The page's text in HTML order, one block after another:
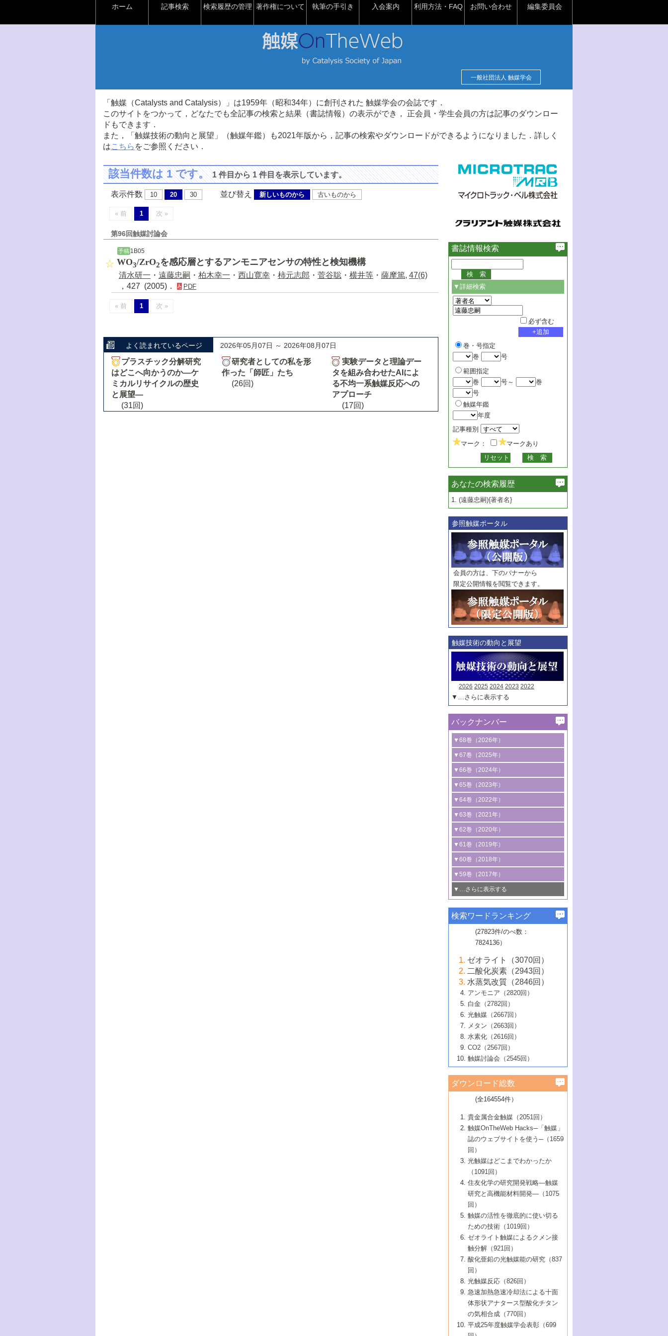
ホーム 記事検索 検索履歴の管理 著作権について 執筆の手引き 入会案内 利用方法・FAQ お問い合わせ 編集委員会
一般社団法人 触媒学会
「触媒（Catalysts and Catalysis）」は1959年（昭和34年）に創刊された 触媒学会の会誌です．
このサイトをつかって，どなたでも全記事の検索と結果（書誌情報）の表示ができ， 正会員・学生会員の方は記事のダウンロー
ドもできます．
また，「触媒技術の動向と展望」（触媒年鑑）も2021年版から，記事の検索やダウンロードができるようになりました．詳しく
はこちら をご参照ください．
該当件数は 1 です。1 件目から 1 件目を表示しています。
表示件数 10 20 30 並び替え 新しいものから 古いものから
« 前 1 次 »
第96回触媒討論会
予稿 1B05
WO3/ZrO2を感応層とするアンモニアセンサの特性と検知機構
清水研一 ・ 遠藤忠嗣 ・ 柏木幸一 ・ 西山寛幸 ・ 柿元志郎 ・ 菅谷聡 ・ 横井等 ・ 薩摩篤, 47(6)
，427 (2005)．
PDF
« 前 1 次 »
よく読まれているページ 2026年05月07日 ～ 2026年08月07日
プラスチック分解研究
はどこへ向かうのか―ケ
ミカルリサイクルの歴史
と展望―
(31回)
研究者としての私を形
作った「師匠」たち
(26回)
実験データと理論デー
タを組み合わせたAIによ
る不均一系触媒反応への
アプローチ
(17回)
書誌情報検索
▼詳細検索
必ず含む
巻・号指定
巻
号
範囲指定
巻
号～
巻
号
触媒年鑑
年度
記事種別
マーク：
マークあり
あなたの検索履歴
1. (遠藤忠嗣){著者名}
参照触媒ポータル
会員の方は、下のバナーから
限定公開情報を閲覧できます。
触媒技術の動向と展望
2026 2025 2024 2023 2022
▼…さらに表示する
バックナンバー
▼68巻（2026年）
1号 過酸化水素合成に関する研究動向
2号 コンピューター技術により加速する
触媒開発
3号 有機分子変換やCO 資源化のための
光触媒に関する最近の研究
B号 第137回触媒討論会（2026年）
▼67巻（2025年）
1号 CO
水素化によるグリーン燃料/グリ
ーンケミカル製造
2号 水素製造のための水分解技術に関す
る最近の研究
3号 オレフィン系樹脂の精密合成に関す
る最新技術
4号 アルコール類の効率的変換を実現す
る非貴金属触媒の研究動向
5号 ゼオライトの合成と応用における研
究動向
6号 ヘテロ接合界面
B号 第135回触媒討論会（2025年）
▼66巻（2024年）
1号 低次元ナノ構造を有する触媒材料
2号 規制反応場を活用した固体触媒研究
の新展開
3号 未踏分子変換を目指した酸化触媒プ
ロセスの最前線
4号 シンクロトロン放射光および中性子
線を利用した触媒解析技術の最先端
5号 単原子触媒
6号 参照触媒委員会からのお知らせ
B号 第133回触媒討論会（2023年）
▼65巻（2023年）
1号 炭素が関わる触媒機能
2号 プラスチックケミカルリサイクルの
ための触媒技術
3号 非酸化物系金属化合物を基盤とした
触媒材料の開発
4号 格子酸素・格子酸素欠陥を利用した
触媒反応
5号 生体触媒によるエネルギー変換反応
6号 窒素とリンの循環のための触媒・機
能性材料
▼64巻（2022年）
1号 合成ガス製造とCOを用いるケミカル
ズ合成の最新動向
2号 化学品合成のための合金触媒開発
3号 CO の排出削減および有効活用のた
めの触媒技術
4号 若手による情報発信企画～とびたて
若き触媒の研究者たち～（1）
若き触媒の研究者たち～（2）
6号 石油のノーブル・ユースを志向した
触媒技術
大学：オンライン・対面開催）
▼63巻（2021年）
1号 金触媒の新展開
2号 ペロブスカイト
3号 特殊反応場を利用した触媒的分子変
換反応
4号 多孔質材料を用いた触媒の新展開
5号 情報学的手法を用いた触媒開発
6号 カーボンニュートラルに向けた電解
技術
B号 第127回触媒討論会（2021年・オン
ライン開催(Zoom)のみ）
▼62巻（2020年）
1号 触媒設計を拓く欠陥構造のキャラク
タリゼーション
2号 機能化学品製造に資するクリーンな
触媒的酸化反応
3号 水処理のための触媒化学
4号 光触媒を用いた水分解の最新の研究
動向
5号 次世代の触媒プロセスを支えるマイ
6号 メタン転換技術の最新動向
B号 第125回触媒討論会（2020年・工学
院大学）
▼61巻（2019年）
1号 物質移動制御に着目した触媒プロセ
ス開発
2号 CO2 フリー水素サプライチェーンに
関わる触媒開発動向
3号 精密高分子合成に関する最近の研究
動向
4号 バイオマス化成品製造のための触媒
5号 固体触媒による含窒素有機化合物変
換の最前線
6号 貴金属使用量低減に向けた自動車排
ガス浄化触媒の開発
B号 第123回触媒討論会（2019年・大阪
▼60巻（2018年）
1号 固体酸触媒の最新の研究動向
2号 二酸化炭素からの有用化学品合成
3号 ナノ粒子・クラスター触媒の最前線
4号 60周年記念企画
5号 進化するゼオライト合成技術
6号 非貴金属系触媒における電気化学的
B号 第121回触媒討論会（2018年・東京
大学）
▼59巻（2017年）
1号 いたるところに，触媒
最先端技術
3号 無機分離膜材料の開発と触媒反応プ
ロセスへの適用
5号 水素のふるまいを解き明かす最先端
研究
6号 低級アルカンの有効利用のための触
媒技術
B号 第119回触媒討論会（2017年・首都
大学東京）
▼…さらに表示する
1号 ユニークな構造の高分子を生み出す触
2号 リグニンからの化成品製造に向けた触
媒技術
3号 触媒研究の最先端～とびたて若き研究
者たち～（1）
4号 触媒研究の最先端～とびたて若き研究
者たち～（2）
5号 触媒研究の最先端～とびたて若き研究
者たち～（3）
6号 イオニクス材料と燃料電池・電解合成
の最新の研究動向
B号 第117回触媒討論会（2016年・大阪府
立大学）
▼57巻（2015年）
1号 水素キャリアにかかわる触媒技術の新
2号 石油精製用触媒の最近の進展
3号 固体酸化物形燃料電池（SOFC）におけ
るアノード触媒上での燃料直接改質技術
4号 コアシェル構造の制御による触媒機能
5号 工業触媒およびその周辺技術の最近の
進歩
6号 ナノシート
B号 第115回触媒討論会（2015年・成蹊大
▼56巻（2014年）
2号 光触媒反応機構に関する最新の研究動
向
開発動向
4号 人工光合成に向けた近年のアプローチ
5号 未利用熱エネルギーの有効活用に貢献
する触媒技術
6号 ポリオキソメタレート
B号 第113回触媒討論会（2014年・ロワジ
ールホテル豊橋）
1号 高耐久性燃料電池システム用触媒にお
ける新展開
2号 リビングラジカル重合の最近の動向
3号 天然ガスの化学工業的展開に関する触
媒技術
4号 貴金属触媒の精密構造制御とその活用
5号 バイオマス化成品製造のための固体触
6号 ナノ空間─吸着状態解析から新機能開拓
B号 第111回触媒討論会（2013年・関西大
▼54巻（2012年）
1号 規則性多孔体の利用技術における最近
の進歩
2号 第109回触媒討論会
3号 貴金属低減技術の最新動向
4号 貴金属代替技術の最新動向
5号 光触媒による物質変換反応の新展開
6号 グラフェン
7号 水素を利用する化成品合成の新潮流
▼53巻（2011年）
1号 金属学から見る合金触媒の新展開
2号 第107回触媒討論会
3号 触媒のその場観察法の進歩（１）
4号 触媒のその場観察法の進歩（２）
5号 不活性結合の触媒的活性化による有機
合成
6号 新しい固体酸触媒技術
7号 ゼオライト合成における最近の進歩
▼52巻（2010年）
1号 触媒の劣化対策と長寿命触媒開発
2号 第105回触媒討論会
3号 ナノ構造が拓く新機能
4号 活性サイトおよびその環境の精密な設
計による触媒の高機能化
5号 触媒を有効に使うための技術
7号 有機分子触媒による精密有機合成
8号 高機能化ポリオレフィンに向けた重合
触媒の最近の進展
1号 炭素材料－熱い注目を集める材料－
2号 第103回触媒討論会
3号 環境浄化用光触媒の現状と課題
4号 水素社会の実現に向けた水素製造・貯
蔵技術の進歩
5号 CO2が関わる触媒・材料
7号 持続可能社会実現のための触媒および
触媒関連技術
▼50巻（2008年）
1号 触媒化学と学会のこの10年，半世紀，
そして未来
2号 第101回触媒討論会
4号 錯体を利用したユニークな表面構造の
構築と機能
5号 若手会員による触媒研究の未来展望1：
企業編
6号 第102回触媒討論会
7号 触媒・化学反応における計算化学の進
8号 若手研究者による触媒研究の未来展望
2：大学・研究所編
▼49巻（2007年）
1号 含フッ素化合物の合成と触媒
2号 第99回触媒討論会
3号 実用的ファインケミカル合成プロセス
を実現する触媒
5号 こんな物質，あんな物質―新たな触媒
の可能性―
7号 『結晶の化学』を活かした触媒研究
8号 イオン液体の応用
▼48巻（2006年）
1号 固体酸触媒の最近の進歩
2号 第97回触媒討論会
3号 リビング重合触媒の最近の展開
5号 水素製造・貯蔵のための触媒技術の新
しい展開
6号 第98回触媒討論会
7号 基礎化学品製造の触媒技術
8号 多機能型リアクター
1号 最近の触媒担体とその効果
2号 第95回触媒討論会
4号 水分解用光触媒材料
5号 時間分解分光の進歩と応用
6号 第96回触媒討論会
8号 超臨界流体を用いた化学プロセスの新
▼46巻（2004年）
1号 部分酸化反応触媒の最前線
2号 第93回触媒討論会
3号 特殊エネルギー場の触媒反応
4号 生体内における金属の触媒作用
5号 ファインケミカルズの展開に寄与する
6号 第94回触媒討論会
7号 サブナノレベルでみた新しい表面現象
8号 オレフィン重合触媒の新たな展
▼45巻（2003年）
1号 なぜこの触媒が良いのか？
2号 第91回触媒討論会
3号 最近の自動車排ガス処理技術
4号 触媒研究の現状と将来─第90回触媒討論
5号 基礎化学品製造の触媒技術
6号 第92回触媒討論会
7号 基礎化学品製造の触媒技術
8号 資源の循環と触媒技術
▼44巻（2002年）
1号 高次制御された触媒の化学
2号 第89回触媒討論会
3号 触媒を利用した電気化学の新展開
4号 ナノ材料の調製と機能化
5号 こんな触媒が欲しい
6号 第90回触媒討論会
7号 触媒研究と学術雑誌/情報
8号 若い世代からみた触媒化学の現状と未
▼43巻（2001年）
1号 グリーンケミストリーと触媒
2号 第87回触媒討論会特集号
3号 生体触媒とバイオプロセス
4号 水素製造・利用の触媒化学
5号 触媒研究における新しい切り口：コン
ビナトリアルケミストリー
6号 第88回触媒討論会特集号
7号 企業における触媒研究のブレークスル
8号 この材料を触媒として使ってみません
▼42巻（2000年）
1号 触媒反応工学の明日を拓く
2号 第85回触媒討論会
3号 反応ダイナミクス
5号 触媒のおもしろさをどのように伝える
6号 第86回触媒討論会
7号 水素化精製触媒の新しい展開
8号 新しい反応性と機能性を目指した金属
クラスタ-化学
▼41巻（1999年）
1号 孔、穴、あな?-特異な空間とその利用-
2号 第83回触媒討論会
3号 均一系触媒反応最前線
4号 実用炭素材料の新展開
5号 研究の方法論を考える
7号 機能性金属材料と触媒
8号 触媒研究へのNMRの応用と展望
▼40巻（1998年）
進展と21世紀への提言/創立40周年記念・触
媒学会この10年の歩みとこれから/創立40周
2号 第81回触媒討論会
3号 計算機触媒化学へのさそい
4号 触媒劣化の制御と予測
5号 最新の実用プロセスと触媒
6号 第82回触媒討論会
7号 ナノ構造体の化学
8号 あの反応は今
1号 均一系と不均一系触媒反応-その特徴と
接点
2号 第79回触媒討論会
3号 最新NO除去触媒の実用化研究
4号 新しい反応場を目指した触媒調製
5号 反応・分離技術の新しい展開
6号 第80回触媒討論会
8号 AFMでみる世界
▼38巻（1996年）
1号 触媒の構造と触媒作用/C1化学を中心と
する21世紀への触媒
3号 オリンピックメダル:金・銀・銅はどん
な触媒作用を示すか
4号 触媒作用における機能の複合化
5号 未来を拓け！若手研究者
6号 第78回触媒討論会
7号 ダイナミックな領域への触媒研究の展
開/C1化学を中心とする21世紀への触媒
▼37巻（1995年）
1号 ファインケミカルズと固体触媒
2号 第75回触媒討論会
3号 希土類を利用した触媒
4号 触媒とリサイクル
5号 エネルギー変換触媒
6号 第76回触媒討論会
7号 表面吸着相の新しい展開
8号 マイクロポーラス・クリスタル触媒の
▼36巻（1994年）
1号 電気化学と触媒
2号 第73回触媒討論会
3号 C4化学の展開
4号 《通常号》
5号 《通常号》
6号 第74回触媒討論会
▼35巻（1993年）
1号 工業触媒開発マニュアル―探索から工
業化まで
2号 第71回触媒討論会
3号 研究開発のうらおもて―着想と展開
4号 触媒劣化と寿命の予測
5号 環境に優しい触媒
▼34巻（1992年）
1号 インパクトを与えたこの研究
2号 第69回触媒討論会
3号 ケミカルズ合成触媒―新しい展開と応
▼33巻（1991年）
1号 触媒プロセス開発マニュアル―探索か
ら工業化まで，知っておきたいこと PartII
2号 第67回触媒討論会
▼32巻（1990年）
1号 21世紀に向けて触媒研究の飛躍をめざ
す―触媒化学の裾野を広げよう
2号 第65回触媒討論会
▼31巻（1989年）
1号 情報科学と反応設計・材料設計
▼30巻（1988年）
検索ワードランキング
(27823件/のべ数：
7824136）
ゼオライト（3070回）
二酸化炭素（2943回）
水蒸気改質（2846回）
アンモニア（2820回）
白金（2782回）
光触媒（2667回）
メタン（2663回）
水素化（2616回）
CO2（2567回）
触媒討論会（2545回）
ダウンロード総数
(全164554件）
貴金属合金触媒（2051回）
触媒OnTheWeb Hacks─「触媒」
誌のウェブサイトを使う─（1659
回）
光触媒はどこまでわかったか
（1091回）
住友化学の研究開発戦略―触媒
研究と高機能材料開発―（1075
回）
触媒の活性を徹底的に使い切る
ための技術（1019回）
ゼオライト触媒によるクメン接
触分解（921回）
酸化亜鉛の光触媒能の研究（837
回）
光触媒反応（826回）
急速加熱急速冷却法による十面
体形状アナタース型酸化チタン
の気相合成（770回）
平成25年度触媒学会表彰（699